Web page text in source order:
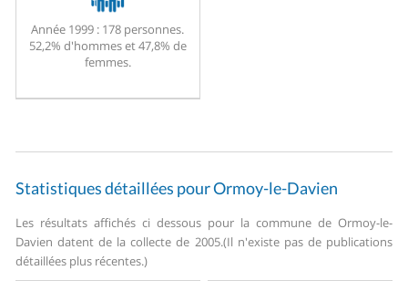
Année 1999 : 178 personnes.
52,2% d'hommes et 47,8% de
femmes.
Statistiques détaillées pour Ormoy-le-Davien
Les résultats affichés ci dessous pour la commune de Ormoy-le-
Davien datent de la collecte de 2005.(Il n'existe pas de publications
détaillées plus récentes.)